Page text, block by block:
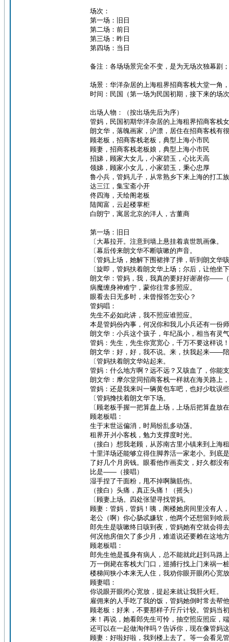
场次：
第一场：旧日
第二场：前日
第三场：昨日
第四场：当日
备注：各场场景完全不变，是为无场次独幕剧
场景：华洋杂居的上海租界招商客栈大堂一角
时间：民国（第一场为民国初期，接下来的场
出场人物：（按出场先后为序）
管妈，民国初期华洋杂居的上海租界招商客栈
朗文华，落魄画家，沪漂，居住在招商客栈有
顾老板，招商客栈老板，典型上海小市民
顾妻，招商客栈老板娘，典型上海小市民
招娣，顾家大女儿，小家碧玉，心比天高
领娣，顾家小女儿，小家碧玉，秉心忠厚
鲁小兵，管妈儿子，从常熟乡下来上海的打工
达三江，集宝斋小开
佟四海，天绘阁老板
陆闻富，云起楼掌柜
白朗宁，寓居北京的洋人，古董商
第一场：旧日
〔大幕拉开。注意到墙上悬挂着袁世凯画像。
〔幕后传来朗文华不断咳嗽的声音。
〔管妈上场，她解下围裙掸了掸，听到朗文华
〔旋即，管妈扶着朗文华上场；尔后，让他坐
朗文华：管妈，我，我真的要好好谢谢你——
病魔缠身神难宁，蒙你往常多照应。
眼看去日无多时，未曾报答怎安心？
管妈唱：
先生不必如此讲，我不照应谁照应。
本是管妈份内事，何况你和我儿小兵还有一份
朗文华：小兵这个孩子，年纪虽小，相当有灵
管妈：先生，先生你宽宽心，千万不要这样说！
朗文华：好，好，我不说。来，扶我起来——
〔管妈扶着朗文华站起来。
管妈：什么地方啊？远不远？又咳血了，你能
朗文华：摩尔堂同招商客栈一样就在海关路上
管妈：还是我来叫一辆黄包车吧，也好少耽误
〔管妈搀扶着朗文华下场。
〔顾老板手握一把算盘上场，上场后把算盘放
顾老板唱：
生于末世运偏消，时局纷乱多动荡。
租界开爿小客栈，勉力支撑度时光。
（接白）想我老顾，从苏南古里小镇来到上
十里洋场还能够立得住脚养活一家老小。到底
了好几个月房钱。眼看他作画卖文，好久都没
比是——（接唱）
湿手捏了干面粉，甩不掉啊脑筋伤。
（接白）头痛，真正头痛！（摇头）
〔顾妻上场。四处张望寻找管妈。
顾妻：管妈，管妈！咦，阁楼她房间里没有人
老公（啊）你心肠忒嫌软，他两个还想留到啥
郎先生是咳嗽终日咳到夜，管妈她有空就会得
何况他房佃欠了多少月，难道说还要赖在这地
顾老板唱：
郎先生他是孤身有病人，总不能就此赶到马路
万一倒毙在客栈大门口，巡捕行找上门来祸一
楼梯间狭小本来无人住，我劝你眼开眼闭心宽
顾妻唱：
你说眼开眼闭心宽放，提起来就让我肝火旺。
雇佣来的人手吃了我的饭，管妈她倒时常去帮
顾老板：好来，不要那样子斤斤计较。管妈当
来！再说，她看郎先生可怜，抽空照应照应，
还可以在一起做淘伴吗？告诉你，现在像管妈
顾妻：好啦好啦，我到楼上去了。等一会看见